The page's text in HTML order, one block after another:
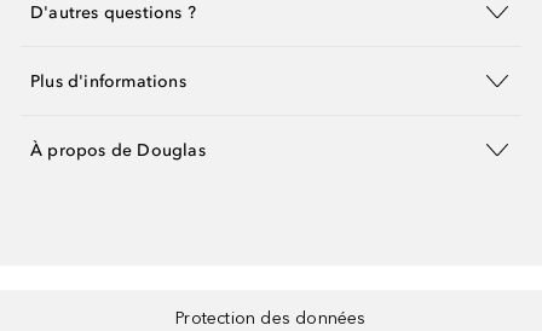
D'autres questions ?
Plus d'informations
À propos de Douglas
Protection des données